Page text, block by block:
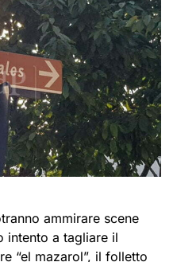
ammirare scene
intento a tagliare il
“el mazarol”, il folletto